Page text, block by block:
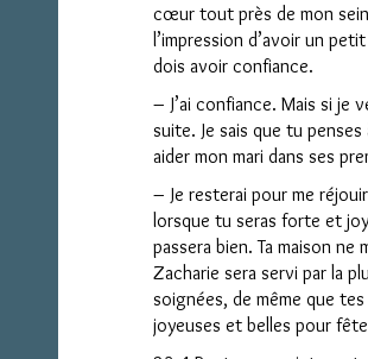
cœur tout près de mon
l’impression d’avoir un
dois avoir confiance.
– J’ai confiance. Mais si je
suite. Je sais que tu
aider mon mari dans ses
– Je resterai pour me
lorsque tu seras forte et
passera bien. Ta maison
Zacharie sera servi par la
soignées, de même que
joyeuses et belles pour